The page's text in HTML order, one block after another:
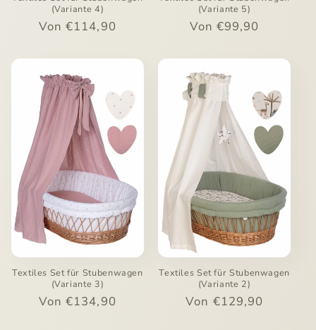
(Variante 4)
Normaler
Von €114,90
(Variante 5)
Normaler
Von €99,90
Textiles Set für Stubenwagen
(Variante 3)
Normaler
Von €134,90
Textiles Set für Stubenwagen
(Variante 2)
Normaler
Von €129,90